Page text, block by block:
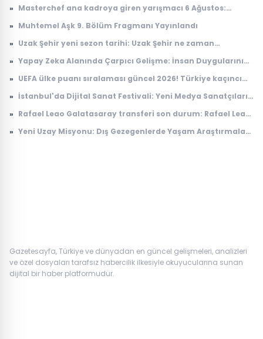
» Masterchef ana kadroya giren yarışmacı 6 Ağustos:
» Muhtemel Aşk 9. Bölüm Fragmanı Yayınlandı
» Uzak Şehir yeni sezon tarihi: Uzak Şehir ne zaman
» Yapay Zeka Alanında Çarpıcı Gelişme: İnsan Duygularını
» UEFA ülke puanı sıralaması güncel 2026! Türkiye kaçıncı
» İstanbul'da Dijital Sanat Festivali: Yeni Medya Sanatçıları
» Rafael Leao Galatasaray transferi son durum: Rafael Leao
» Yeni Uzay Misyonu: Dış Gezegenlerde Yaşam Araştırmaları
Gazetesayfa, Türkiye ve dünyadan en güncel gelişmeleri, analizleri
ve özel dosyaları tarafsız habercilik ilkesiyle okuyucularına sunan
dijital bir haber platformudur.